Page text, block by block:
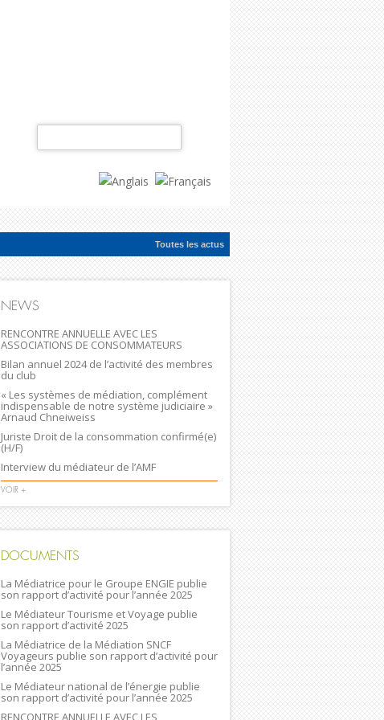
Rechercher :
Toutes les actus
NEWS
RENCONTRE ANNUELLE AVEC LES
ASSOCIATIONS DE CONSOMMATEURS
Bilan annuel 2024 de l’activité des membres
du club
« Les systèmes de médiation, complément
indispensable de notre système judiciaire »
Arnaud Chneiweiss
Juriste Droit de la consommation confirmé(e)
(H/F)
Interview du médiateur de l’AMF
VOIR +
DOCUMENTS
La Médiatrice pour le Groupe ENGIE publie
son rapport d’activité pour l’année 2025
Le Médiateur Tourisme et Voyage publie
son rapport d’activité 2025
La Médiatrice de la Médiation SNCF
Voyageurs publie son rapport d’activité pour
l’année 2025
Le Médiateur national de l’énergie publie
son rapport d’activité pour l’année 2025
RENCONTRE ANNUELLE AVEC LES